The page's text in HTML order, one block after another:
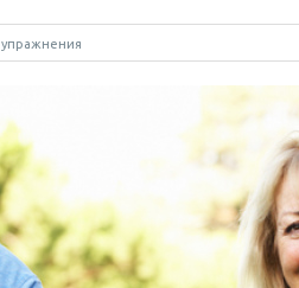
упражнения